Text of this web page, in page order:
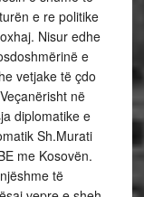
e re politike
Nisur edhe
e
vetjake të çdo
në
diplomatike e
Sh.Murati
me Kosovën.
të